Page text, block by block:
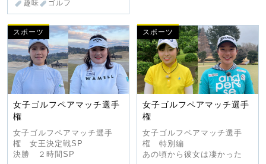
趣味 ゴルフ
スポーツ
女子ゴルフペアマッチ選手
権
女子ゴルフペアマッチ選手
権 女王決定戦SP
決勝 ２時間SP
スポーツ
女子ゴルフペアマッチ選手
権
女子ゴルフペアマッチ選手
権 特別編
あの頃から彼女は凄かった